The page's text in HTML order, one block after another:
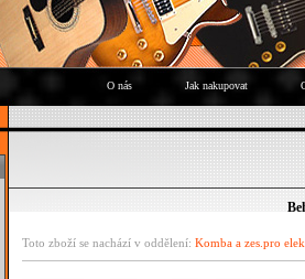
O nás Jak nakupovat
Toto zboží se nachází v oddělení: Komba a zes.pro